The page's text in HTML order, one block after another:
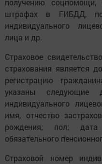
получению
штрафах в ГИБДД,
индивидуального
лица и др.
Страховое
страхования является
регистрацию
указаны следующие
индивидуального
имя, отчество
рождения; пол;
обязательного
Страховой номер